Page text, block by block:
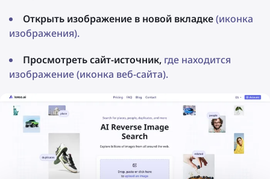
Открыть изображение в новой вкладке(иконка
изображения).
Просмотреть сайт-источник, где находится
изображение (иконка веб-сайта).